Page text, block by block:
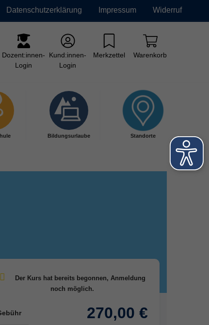
Datenschutzerklärung Impressum Widerruf
Dozent:innen-
Login
Kund:innen-
Login
Merkzettel Warenkorb
Bildungsurlaube Standorte
270,00 €